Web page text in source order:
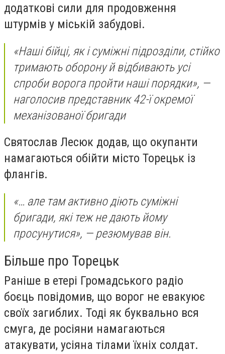
додаткові сили для продовження
штурмів у міській забудові.
«Наші бійці, як і суміжні підрозділи, стійко
тримають оборону й відбивають усі
спроби ворога пройти наші порядки», —
наголосив представник 42-ї окремої
механізованої бригади
Святослав Лесюк додав, що окупанти
намагаються обійти місто Торецьк із
флангів.
«… але там активно діють суміжні
бригади, які теж не дають йому
просунутися», — резюмував він.
Більше про Торецьк
Раніше в етері Громадського радіо
боєць повідомив, що ворог не евакуює
своїх загиблих. Тоді як буквально вся
смуга, де росіяни намагаються
атакувати, усіяна тілами їхніх солдат.